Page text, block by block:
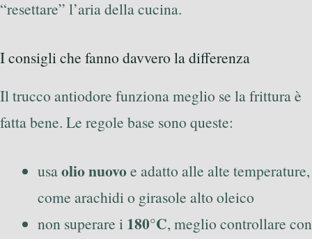
“resettare” l’aria della cucina.
I consigli che fanno davvero la differenza
Il trucco antiodore funziona meglio se la frittura è
fatta bene. Le regole base sono queste:
usaolio nuovoe adatto alle alte temperature,
come arachidi o girasole alto oleico
non superare i 180°C, meglio controllare con